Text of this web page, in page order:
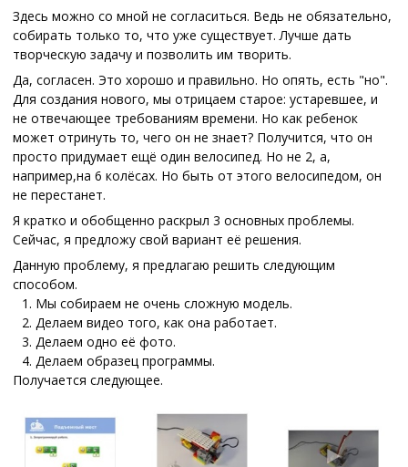
Здесь можно со мной не согласиться. Ведь не обязательно,
собирать только то, что уже существует. Лучше дать
творческую задачу и позволить им творить.
Да, согласен. Это хорошо и правильно. Но опять, есть "но".
Для создания нового, мы отрицаем старое: устаревшее, и
не отвечающее требованиям времени. Но как ребенок
может отринуть то, чего он не знает? Получится, что он
просто придумает ещё один велосипед. Но не 2, а,
например,на 6 колёсах. Но быть от этого велосипедом, он
не перестанет.
Я кратко и обобщенно раскрыл 3 основных проблемы.
Сейчас, я предложу свой вариант её решения.
Данную проблему, я предлагаю решить следующим
способом.
Мы собираем не очень сложную модель.
Делаем видео того, как она работает.
Делаем одно её фото.
Делаем образец программы.
Получается следующее.